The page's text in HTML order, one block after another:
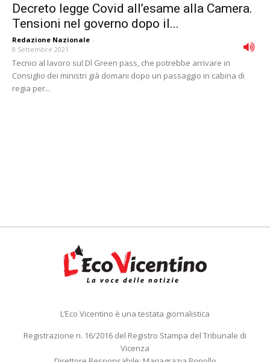
Decreto legge Covid all’esame alla Camera.
Tensioni nel governo dopo il...
Redazione Nazionale -
8 Settembre 2021
Tecnici al lavoro sul Dl Green pass, che potrebbe arrivare in
Consiglio dei ministri già domani dopo un passaggio in cabina di
regia per...
L’Eco Vicentino è una testata giornalistica
Registrazione n. 16/2016 del Registro Stampa del Tribunale di
Vicenza